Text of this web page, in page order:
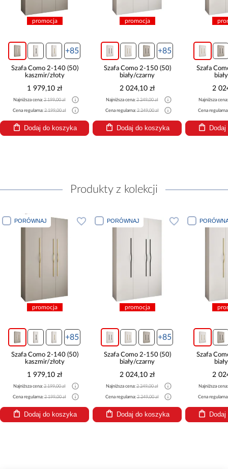
promocja
+85
Szafa Como 2-140 (50)
kaszmir/złoty
1 979,10 zł
Najniższa cena:2 199,00 zł
Cena regularna:2 199,00 zł
Dodaj do koszyka
promocja
+85
Szafa Como 2-150 (50)
biały/czarny
2 024,10 zł
Najniższa cena:2 249,00 zł
Cena regularna:2 249,00 zł
Dodaj do koszyka
Szafa
2
Najniższa
Cena
Produkty z kolekcji
PORÓWNAJ
promocja
+85
Szafa Como 2-140 (50)
kaszmir/złoty
1 979,10 zł
Najniższa cena:2 199,00 zł
Cena regularna:2 199,00 zł
Dodaj do koszyka
PORÓWNAJ
promocja
+85
Szafa Como 2-150 (50)
biały/czarny
2 024,10 zł
Najniższa cena:2 249,00 zł
Cena regularna:2 249,00 zł
Dodaj do koszyka
Szafa
2
Najniższa
Cena